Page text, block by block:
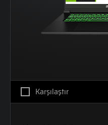
Karşılaştır